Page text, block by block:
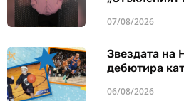
07/08/2026
Звездата
дебютира
06/08/2026